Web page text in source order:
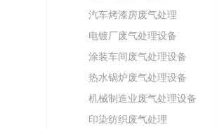
汽车烤漆房废气处理
电镀厂废气处理设备
涂装车间废气处理设备
热水锅炉废气处理设备
机械制造业废气处理设备
印染纺织废气处理